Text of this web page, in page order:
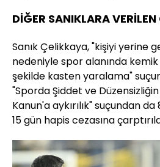
DİĞER SANIKLARA
Sanık Çelikkaya, "kişiyi yerine
nedeniyle spor alanında kemik
şekilde kasten yaralama"
"Sporda Şiddet ve
Kanun'a aykırılık" suçundan
15 gün hapis cezasına